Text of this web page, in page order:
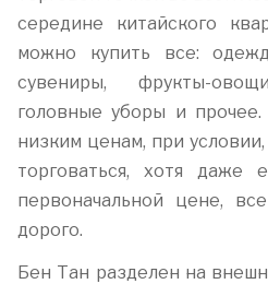
середине китайского
можно купить все:
сувениры, фрукты-
головные уборы и
низким ценам, при
торговаться, хотя даже
первоначальной цене,
дорого.
Бен Тан разделен на